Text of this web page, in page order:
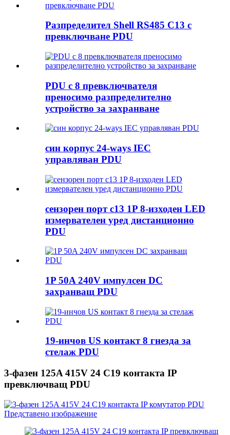
Разпределител Shell RS485 C13 с
превключване PDU
PDU с 8 превключвателя
преносимо разпределително
устройство за захранване
син корпус 24-ways IEC
управляван PDU
сензорен порт c13 1P 8-изходен LED
измервателен уред дистанционно
PDU
1P 50A 240V импулсен DC
захранващ PDU
19-инчов US контакт 8 гнезда за
стелаж PDU
3-фазен 125A 415V 24 C19 контакта IP
превключващ PDU